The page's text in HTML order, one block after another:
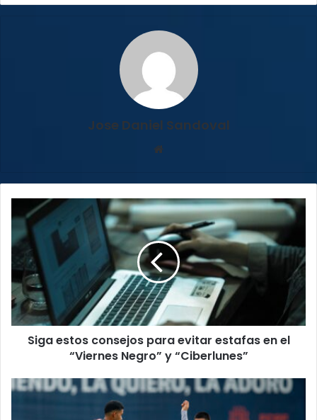
Jose Daniel Sandoval
estos
consejos
para
evitar
estafas
en
el
“Viernes
Negro”Siga estos consejos para evitar estafas en el
“Viernes Negro” y “Ciberlunes”
Claudio